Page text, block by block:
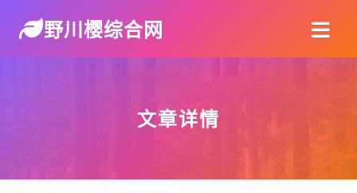
野川樱综合网
文章详情